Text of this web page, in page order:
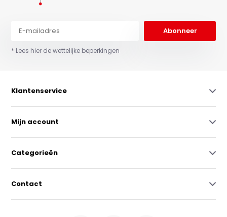
Abonneer
* Lees hier de wettelijke beperkingen
Klantenservice
Mijn account
Categorieën
Contact